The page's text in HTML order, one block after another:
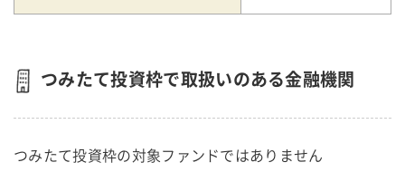
つみたて投資枠で取扱いのある金融機関
つみたて投資枠の対象ファンドではありません